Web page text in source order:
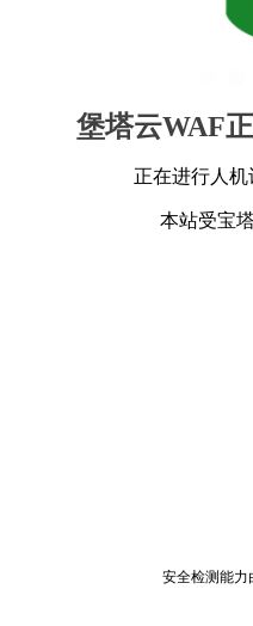
堡塔云WAF
正在进行人
本站受宝
安全检测能力